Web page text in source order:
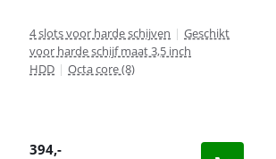
4 slots voor harde schijven | Geschikt
voor harde schijf maat 3,5 inch
HDD | Octa core (8)
394,-